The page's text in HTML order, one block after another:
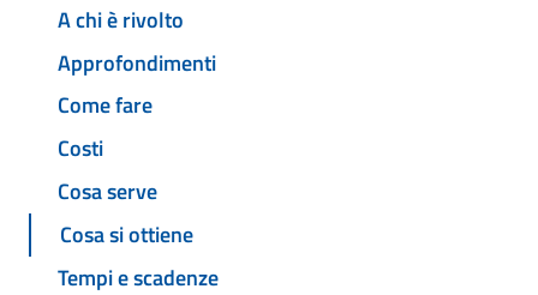
A chi è rivolto
Approfondimenti
Come fare
Costi
Cosa serve
Cosa si ottiene
Tempi e scadenze